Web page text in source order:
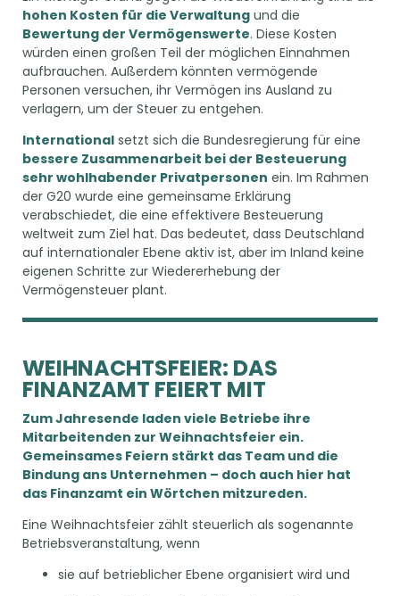
hohen Kosten für die Verwaltung und die
Bewertung der Vermögenswerte. Diese Kosten
würden einen großen Teil der möglichen Einnahmen
aufbrauchen. Außerdem könnten vermögende
Personen versuchen, ihr Vermögen ins Ausland zu
verlagern, um der Steuer zu entgehen.
International setzt sich die Bundesregierung für eine
bessere Zusammenarbeit bei der Besteuerung
sehr wohlhabender Privatpersonen ein. Im Rahmen
der G20 wurde eine gemeinsame Erklärung
verabschiedet, die eine effektivere Besteuerung
weltweit zum Ziel hat. Das bedeutet, dass Deutschland
auf internationaler Ebene aktiv ist, aber im Inland keine
eigenen Schritte zur Wiedererhebung der
Vermögensteuer plant.
WEIHNACHTSFEIER: DAS
FINANZAMT FEIERT MIT
Zum Jahresende laden viele Betriebe ihre
Mitarbeitenden zur Weihnachtsfeier ein.
Gemeinsames Feiern stärkt das Team und die
Bindung ans Unternehmen – doch auch hier hat
das Finanzamt ein Wörtchen mitzureden.
Eine Weihnachtsfeier zählt steuerlich als sogenannte
Betriebsveranstaltung, wenn
sie auf betrieblicher Ebene organisiert wird und